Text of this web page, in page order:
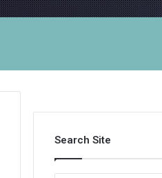
Search Site